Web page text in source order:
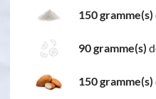
150 gramme(s)
90 gramme(s)
150 gramme(s)